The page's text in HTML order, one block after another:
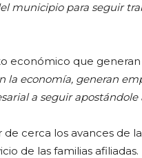
municipio para seguir
económico que generan
la economía, generan
a seguir apostándole
cerca los avances de
de las familias